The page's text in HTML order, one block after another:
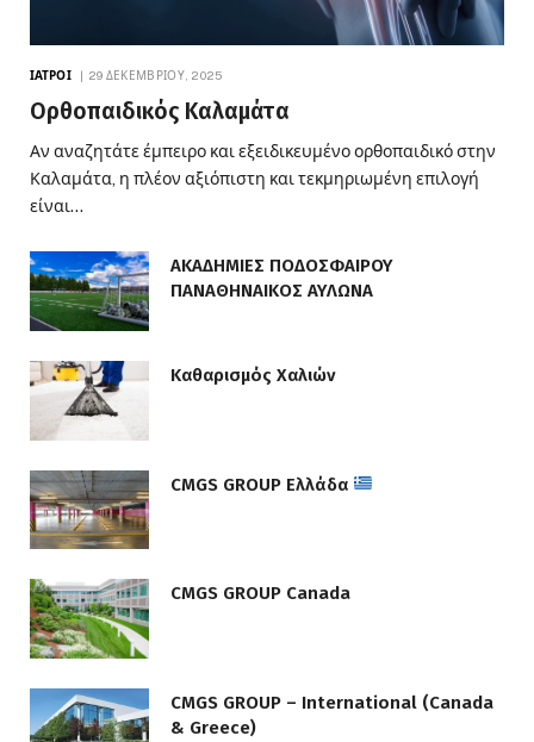
ΙΑΤΡΟΊ 29 ΔΕΚΕΜΒΡΊΟΥ, 2025
Ορθοπαιδικός Καλαμάτα
Αν αναζητάτε έμπειρο και εξειδικευμένο ορθοπαιδικό στην
Καλαμάτα, η πλέον αξιόπιστη και τεκμηριωμένη επιλογή
είναι…
ΑΚΑΔΗΜΙΕΣ ΠΟΔΟΣΦΑΙΡΟΥ
ΠΑΝΑΘΗΝΑΙΚΟΣ ΑΥΛΩΝΑ
Καθαρισμός Χαλιών
CMGS GROUP Ελλάδα
CMGS GROUP Canada
CMGS GROUP – International (Canada
& Greece)